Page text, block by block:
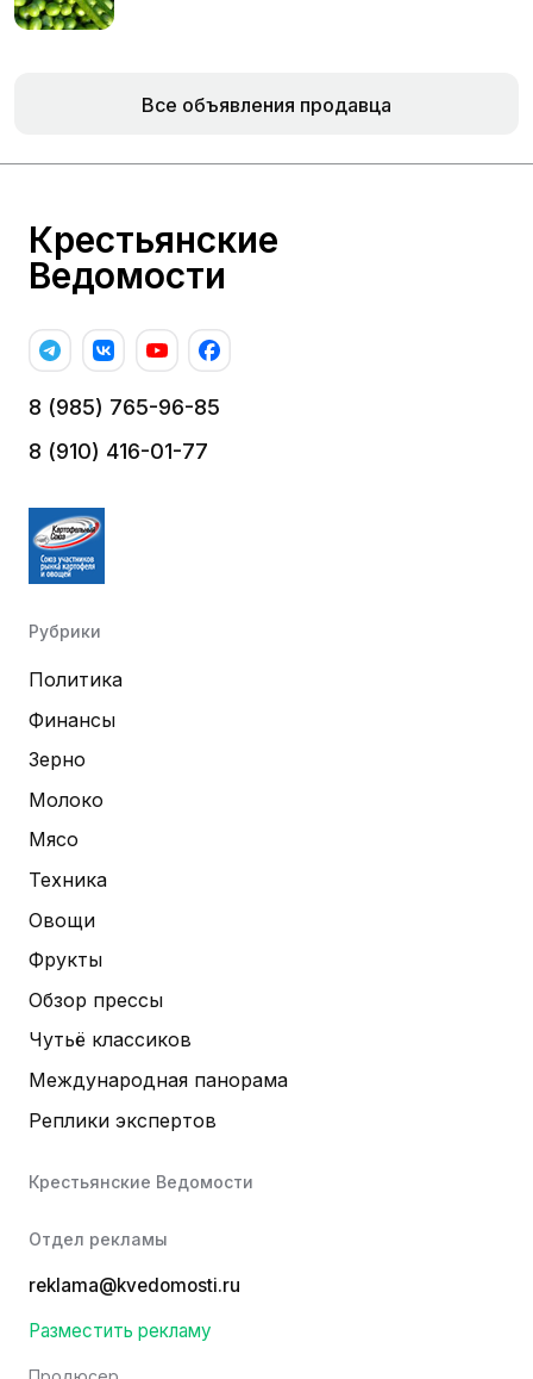
Все объявления продавца
Крестьянские
Ведомости
8 (985) 765-96-85
8 (910) 416-01-77
Рубрики
Политика
Финансы
Зерно
Молоко
Мясо
Техника
Овощи
Фрукты
Обзор прессы
Чутьё классиков
Международная панорама
Реплики экспертов
Крестьянские Ведомости
Отдел рекламы
reklama@kvedomosti.ru
Разместить рекламу